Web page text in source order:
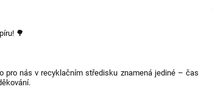
🌳
pro nás v recyklačním středisku znamená jediné – čas